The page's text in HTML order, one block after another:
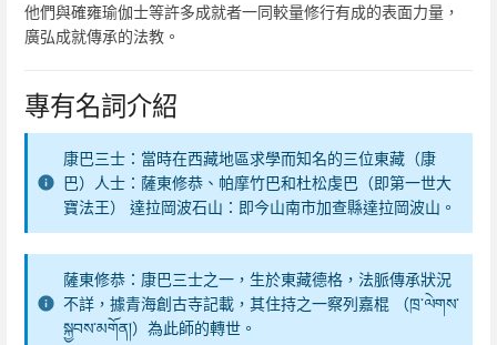
他們與確雍瑜伽士等許多成就者一同較量修行有成的表面力量，
廣弘成就傳承的法教。
專有名詞介紹
康巴三士：當時在西藏地區求學而知名的三位東藏（康
巴）人士：薩東修恭、帕摩竹巴和杜松虔巴（即第一世大
寶法王） 達拉岡波石山：即今山南市加查縣達拉岡波山。
薩東修恭：康巴三士之一，生於東藏德格，法脈傳承狀況
不詳，據青海創古寺記載，其住持之一察列嘉棍 （ཁྲ་ལེགས་
སྐྱབས་མགོན།）為此師的轉世。